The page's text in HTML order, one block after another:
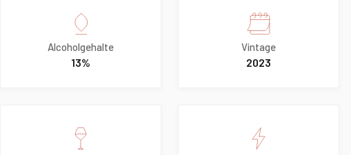
Alcoholgehalte
13%
Vintage
2023